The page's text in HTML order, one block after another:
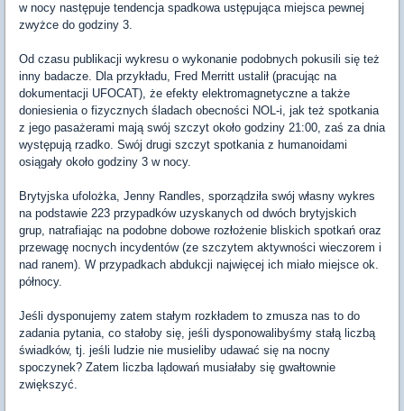
w nocy następuje tendencja spadkowa ustępująca miejsca pewnej
zwyżce do godziny 3.
Od czasu publikacji wykresu o wykonanie podobnych pokusili się też
inny badacze. Dla przykładu, Fred Merritt ustalił (pracując na
dokumentacji UFOCAT), że efekty elektromagnetyczne a także
doniesienia o fizycznych śladach obecności NOL-i, jak też spotkania
z jego pasażerami mają swój szczyt około godziny 21:00, zaś za dnia
występują rzadko. Swój drugi szczyt spotkania z humanoidami
osiągały około godziny 3 w nocy.
Brytyjska ufolożka, Jenny Randles, sporządziła swój własny wykres
na podstawie 223 przypadków uzyskanych od dwóch brytyjskich
grup, natrafiając na podobne dobowe rozłożenie bliskich spotkań oraz
przewagę nocnych incydentów (ze szczytem aktywności wieczorem i
nad ranem). W przypadkach abdukcji najwięcej ich miało miejsce ok.
północy.
Jeśli dysponujemy zatem stałym rozkładem to zmusza nas to do
zadania pytania, co stałoby się, jeśli dysponowalibyśmy stałą liczbą
świadków, tj. jeśli ludzie nie musieliby udawać się na nocny
spoczynek? Zatem liczba lądowań musiałaby się gwałtownie
zwiększyć.